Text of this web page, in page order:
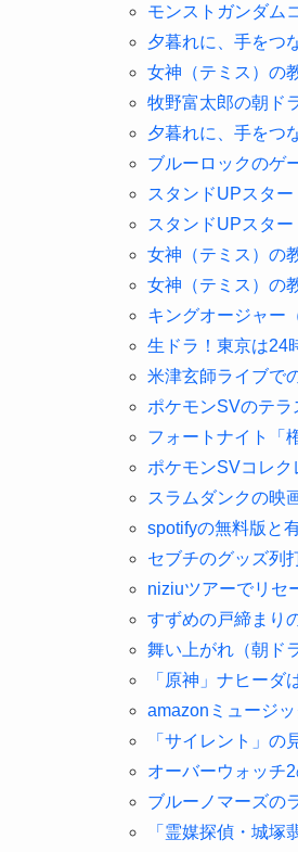
モンストガンダム
夕暮れに、手をつ
女神（テミス）の
牧野富太郎の朝ド
夕暮れに、手をつ
ブルーロックのゲ
スタンドUPスタ
スタンドUPスタ
女神（テミス）の
女神（テミス）の
キングオージャー
生ドラ！東京は24
米津玄師ライブで
ポケモンSVのテラ
フォートナイト「
ポケモンSVコレ
スラムダンクの映
spotifyの無料版と
セブチのグッズ列
niziuツアーでリセ
すずめの戸締まり
舞い上がれ（朝ド
「原神」ナヒーダ
amazonミュージ
「サイレント」
オーバーウォッチ
ブルーノマーズの
「霊媒探偵・城塚